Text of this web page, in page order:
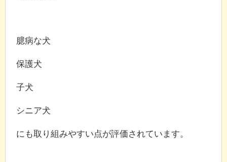
臆病な犬
保護犬
子犬
シニア犬
にも取り組みやすい点が評価されています。